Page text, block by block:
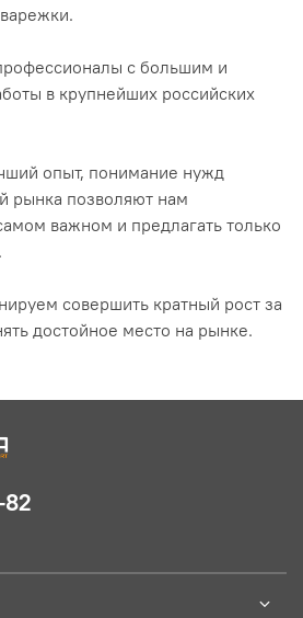
с большим и
в крупнейших российских
опыт, понимание нужд
рынка позволяют нам
важном и предлагать только
совершить кратный рост за
достойное место на рынке.